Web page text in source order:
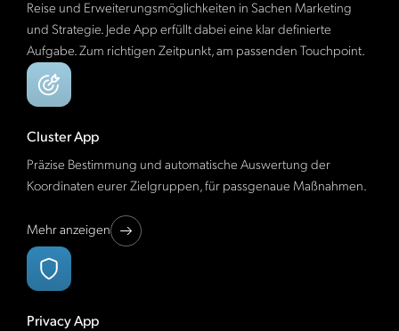
Reise und Erweiterungsmöglichkeiten in Sachen Marketing
und Strategie. Jede App erfüllt dabei eine klar definierte
Aufgabe. Zum richtigen Zeitpunkt, am passenden Touchpoint.
Cluster App
Präzise Bestimmung und automatische Auswertung der
Koordinaten eurer Zielgruppen, für passgenaue Maßnahmen.
Mehr anzeigen
Privacy App